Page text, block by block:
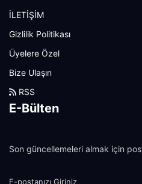
İLETİŞİM
Gizlilik Politikası
Üyelere Özel
Bize Ulaşın
RSS
E-Bülten
Son güncellemeleri almak için